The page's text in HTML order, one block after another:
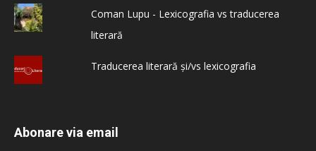
Coman Lupu - Lexicografia vs traducerea
literară
Traducerea literară și/vs lexicografia
Abonare via email